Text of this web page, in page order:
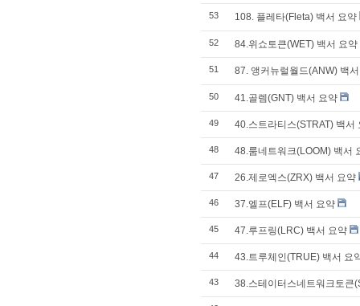
53 108. 플레타(Fleta) 백서 요약
52 84.위쇼토큰(WET) 백서 요약
51 87. 앵커뉴럴월드(ANW) 백
50 41.골렘(GNT) 백서 요약
49 40.스트라티스(STRAT) 백서
48 48.룸네트워크(LOOM) 백서
47 26.제로엑스(ZRX) 백서 요약
46 37.엘프(ELF) 백서 요약
45 47.루프링(LRC) 백서 요약
44 43.트루체인(TRUE) 백서 요
43 38.스테이터스네트워크토큰